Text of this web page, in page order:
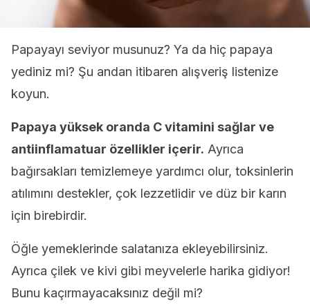
Papayayı seviyor musunuz? Ya da hiç papaya
yediniz mi? Şu andan itibaren alışveriş listenize
koyun.
Papaya yüksek oranda C vitamini sağlar ve
antiinflamatuar özellikler içerir. Ayrıca
bağırsakları temizlemeye yardımcı olur, toksinlerin
atılımını destekler, çok lezzetlidir ve düz bir karın
için birebirdir.
Öğle yemeklerinde salatanıza ekleyebilirsiniz.
Ayrıca çilek ve kivi gibi meyvelerle harika gidiyor!
Bunu kaçırmayacaksınız değil mi?